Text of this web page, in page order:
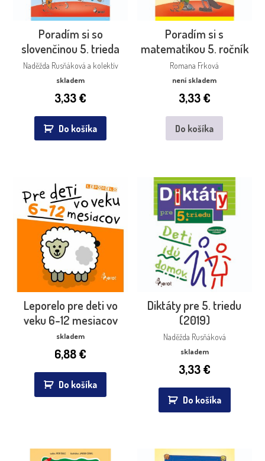
Poradím si so
slovenčinou 5. trieda
Naděžda Rusňáková a kolektív
skladem
3,33€
Do košíka
Poradím si s
matematikou 5. ročník
Romana Frková
není skladem
3,33€
Do košíka
Leporelo pre deti vo
veku 6-12 mesiacov
skladem
6,88€
Do košíka
Diktáty pre 5. triedu
(2019)
Naděžda Rusňáková
skladem
3,33€
Do košíka